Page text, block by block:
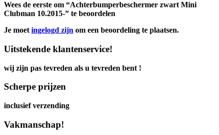
Wees de eerste om “Achterbumperbeschermer zwart Mini
Clubman 10.2015-” te beoordelen
Je moet ingelogd zijn om een beoordeling te plaatsen.
Uitstekende klantenservice!
wij zijn pas tevreden als u tevreden bent !
Scherpe prijzen
inclusief verzending
Vakmanschap!